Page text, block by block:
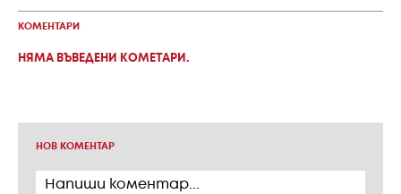
КОМЕНТАРИ
НЯМА ВЪВЕДЕНИ КОМЕТАРИ.
НОВ КОМЕНТАР